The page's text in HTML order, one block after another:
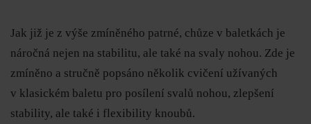
Jak již je z výše zmíněného patrné, chůze v baletkách je
náročná nejen na stabilitu, ale také na svaly nohou. Zde je
zmíněno a stručně popsáno několik cvičení užívaných
v klasickém baletu pro posílení svalů nohou, zlepšení
stability, ale také i flexibility knoubů.